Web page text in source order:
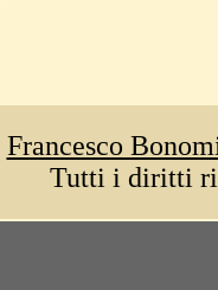
Francesco
Tutti i diritti